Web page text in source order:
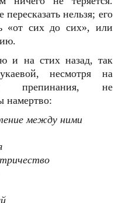
нельзя; его
«от сих до сих», или
и на стих назад, так
несмотря на
препинания, не
намертво:
между ними